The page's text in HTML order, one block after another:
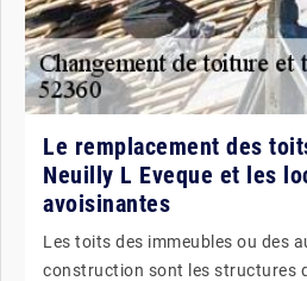
Le remplacement des
Neuilly L Eveque et les
avoisinantes
Les toits des immeubles ou des
construction sont les structures